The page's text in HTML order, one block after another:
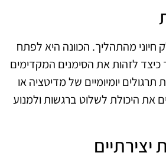
מהתהליך. הכוונה היא לפתח
כיצד לזהות את הסימנים המקדימים
יומיומיים של מדיטציה או
את היכולת לשלוט ברגשות ולמנוע
יצירתיים